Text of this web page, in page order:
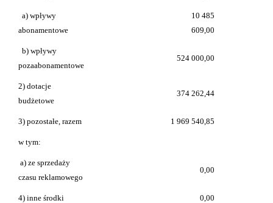
a) wpływy
abonamentowe
10 485
609,00
b) wpływy
pozaabonamentowe
524 000,00
2) dotacje
budżetowe
374 262,44
3) pozostałe, razem 1 969 540,85
w tym:
a) ze sprzedaży
czasu reklamowego
0,00
4) inne środki 0,00